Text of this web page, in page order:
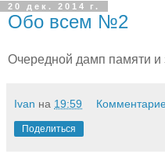
20 дек. 2014 г.
Обо всем №2
Очередной дамп памяти и
Ivan на 19:59
Поделиться